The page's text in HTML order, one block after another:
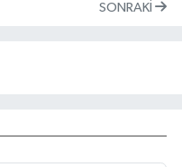
SONRAKI